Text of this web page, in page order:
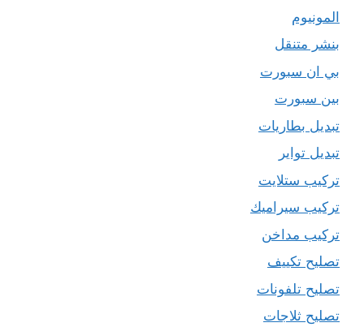
المونيوم
بنشر متنقل
بي ان سبورت
بين سبورت
تبديل بطاريات
تبديل تواير
تركيب ستلايت
تركيب سيراميك
تركيب مداخن
تصليح تكييف
تصليح تلفونات
تصليح ثلاجات